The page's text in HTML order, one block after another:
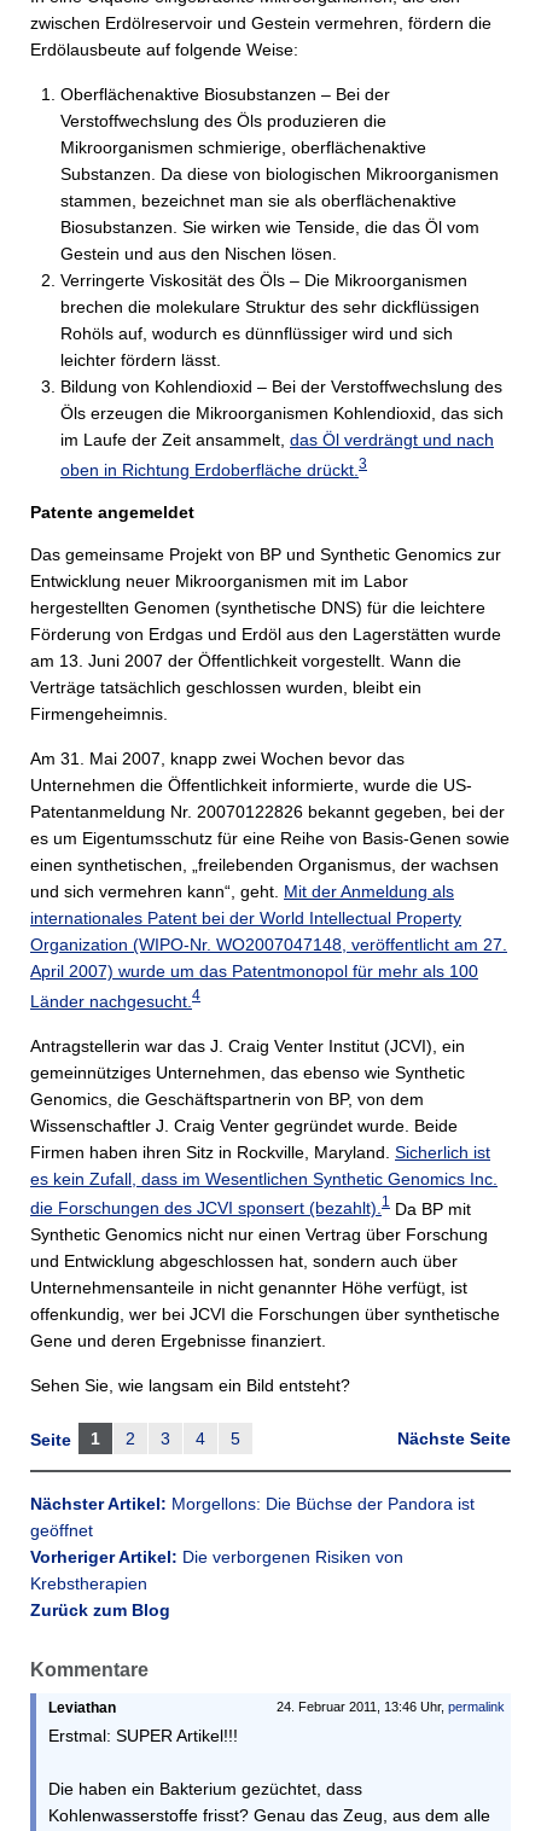
zwischen Erdölreservoir und Gestein vermehren, fördern die
Erdölausbeute auf folgende Weise:
Oberflächenaktive Biosubstanzen – Bei der
Verstoffwechslung des Öls produzieren die
Mikroorganismen schmierige, oberflächenaktive
Substanzen. Da diese von biologischen Mikroorganismen
stammen, bezeichnet man sie als oberflächenaktive
Biosubstanzen. Sie wirken wie Tenside, die das Öl vom
Gestein und aus den Nischen lösen.
Verringerte Viskosität des Öls – Die Mikroorganismen
brechen die molekulare Struktur des sehr dickflüssigen
Rohöls auf, wodurch es dünnflüssiger wird und sich
leichter fördern lässt.
Bildung von Kohlendioxid – Bei der Verstoffwechslung des
Öls erzeugen die Mikroorganismen Kohlendioxid, das sich
im Laufe der Zeit ansammelt, das Öl verdrängt und nach
oben in Richtung Erdoberfläche drückt. 3
Patente angemeldet
Das gemeinsame Projekt von BP und Synthetic Genomics zur
Entwicklung neuer Mikroorganismen mit im Labor
hergestellten Genomen (synthetische DNS) für die leichtere
Förderung von Erdgas und Erdöl aus den Lagerstätten wurde
am 13. Juni 2007 der Öffentlichkeit vorgestellt. Wann die
Verträge tatsächlich geschlossen wurden, bleibt ein
Firmengeheimnis.
Am 31. Mai 2007, knapp zwei Wochen bevor das
Unternehmen die Öffentlichkeit informierte, wurde die US-
Patentanmeldung Nr. 20070122826 bekannt gegeben, bei der
es um Eigentumsschutz für eine Reihe von Basis-Genen sowie
einen synthetischen, „freilebenden Organismus, der wachsen
und sich vermehren kann“, geht. Mit der Anmeldung als
internationales Patent bei der World Intellectual Property
Organization (WIPO-Nr. WO2007047148, veröffentlicht am 27.
April 2007) wurde um das Patentmonopol für mehr als 100
Länder nachgesucht. 4
Antragstellerin war das J. Craig Venter Institut (JCVI), ein
gemeinnütziges Unternehmen, das ebenso wie Synthetic
Genomics, die Geschäftspartnerin von BP, von dem
Wissenschaftler J. Craig Venter gegründet wurde. Beide
Firmen haben ihren Sitz in Rockville, Maryland. Sicherlich ist
es kein Zufall, dass im Wesentlichen Synthetic Genomics Inc.
die Forschungen des JCVI sponsert (bezahlt).1
Da BP mit
Synthetic Genomics nicht nur einen Vertrag über Forschung
und Entwicklung abgeschlossen hat, sondern auch über
Unternehmensanteile in nicht genannter Höhe verfügt, ist
offenkundig, wer bei JCVI die Forschungen über synthetische
Gene und deren Ergebnisse finanziert.
Sehen Sie, wie langsam ein Bild entsteht?
Nächste Seite
Seite 1 2 3 4 5
Nächster Artikel: Morgellons: Die Büchse der Pandora ist
geöffnet
Vorheriger Artikel: Die verborgenen Risiken von
Krebstherapien
Zurück zum Blog
Kommentare
24. Februar 2011, 13:46 Uhr, permalink
Leviathan
Erstmal: SUPER Artikel!!!
Die haben ein Bakterium gezüchtet, dass
Kohlenwasserstoffe frisst? Genau das Zeug, aus dem alle